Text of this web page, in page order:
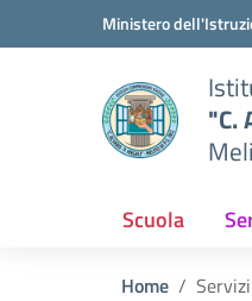
Vai ai contenuti
Vai al menu di navigazione
Ministero
"C.
Scuola
Home Servizi